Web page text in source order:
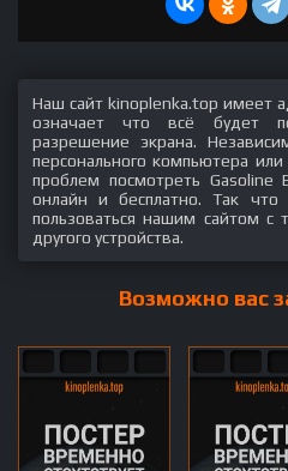
Наш сайт kinoplenka.top имеет
означает что всё будет
разрешение экрана.
персонального компьютера
проблем посмотреть
онлайн и бесплатно. Так
пользоваться нашим сайтом с
другого устройства.
Возможно вас